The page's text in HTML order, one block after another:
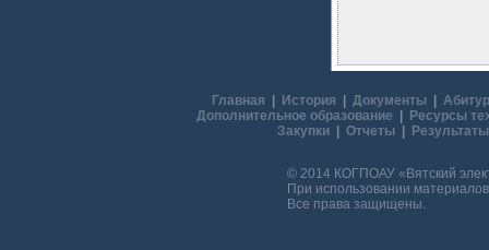
Главная История Документы|
Дополнительное образование
Ресурсы
Закупки| Отчеты|
© 2014 КОГПОАУ «Вятский
При использовании
Все права защищены.